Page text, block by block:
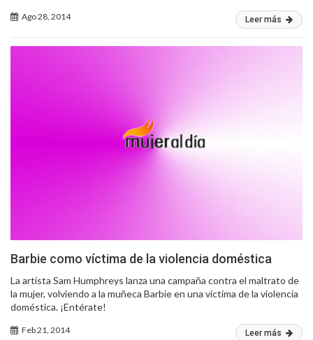
Ago 28, 2014 Leer más
Barbie como víctima de la violencia doméstica
La artista Sam Humphreys lanza una campaña contra el maltrato de
la mujer, volviendo a la muñeca Barbie en una víctima de la violencia
doméstica. ¡Entérate!
Feb 21, 2014 Leer más